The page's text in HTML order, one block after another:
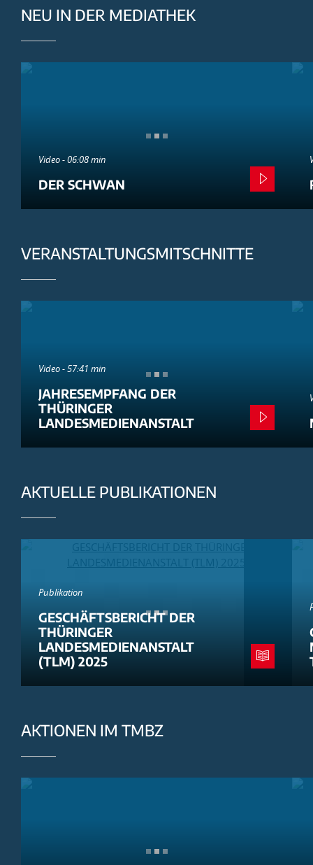
NEU IN DER MEDIATHEK
Video - 06:08 min
DER SCHWAN
VERANSTALTUNGSMITSCHNITTE
Video - 57:41 min
JAHRESEMPFANG DER
THÜRINGER
LANDESMEDIENANSTALT
AKTUELLE PUBLIKATIONEN
Publikation
GESCHÄFTSBERICHT DER
THÜRINGER
LANDESMEDIENANSTALT
(TLM) 2025
AKTIONEN IM TMBZ